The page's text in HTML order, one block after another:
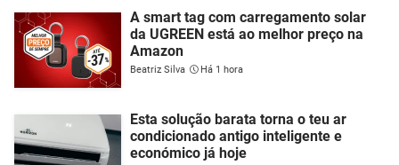
A smart tag com carregamento solar
da UGREEN está ao melhor preço na
Amazon
Beatriz Silva Há 1 hora
Esta solução barata torna o teu ar
condicionado antigo inteligente e
económico já hoje